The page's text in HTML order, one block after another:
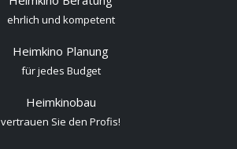
ehrlich und kompetent
Heimkino Planung
für jedes Budget
Heimkinobau
vertrauen Sie den Profis!